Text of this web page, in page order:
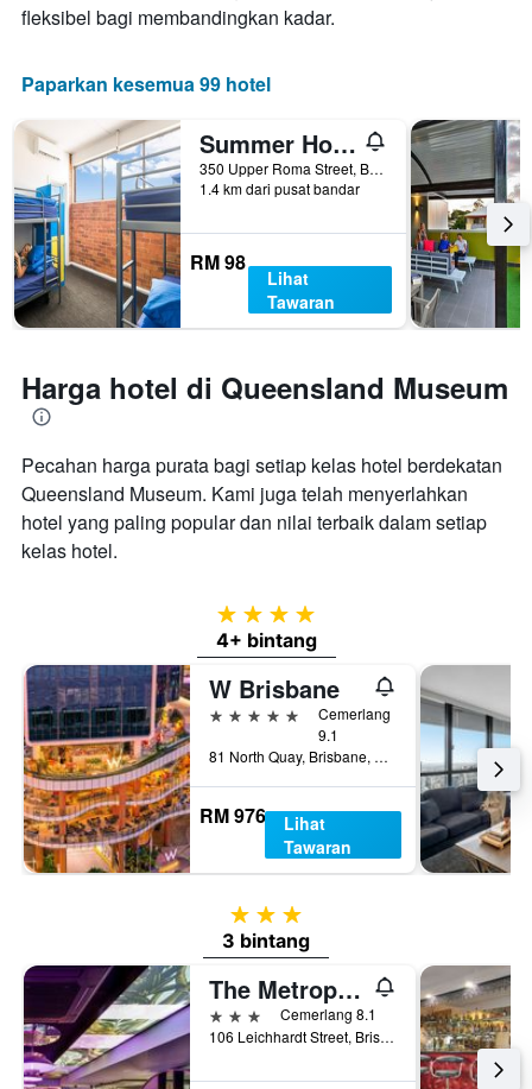
fleksibel bagi membandingkan kadar.
Paparkan kesemua 99 hotel
Summer House Brisbane - Hostel
350 Upper Roma Street, Brisbane, QLD, Australia
1.4 km dari pusat bandar
RM 98
Lihat
Tawaran
Harga hotel di Queensland Museum
Pecahan harga purata bagi setiap kelas hotel berdekatan
Queensland Museum. Kami juga telah menyerlahkan
hotel yang paling popular dan nilai terbaik dalam setiap
kelas hotel.
4 bintang
4+ bintang
W Brisbane
5 bintang
Cemerlang
9.1
81 North Quay, Brisbane, QLD, Australia
RM 976
Lihat
Tawaran
3 bintang
3 bintang
The Metropolitan Spring Hill
3 bintangCemerlang 8.1
106 Leichhardt Street, Brisbane, QLD, Australia